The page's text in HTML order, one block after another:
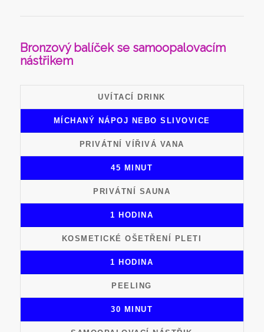
Bronzový balíček se samoopalovacím
nástřikem
UVÍTACÍ DRINK
MÍCHANÝ NÁPOJ NEBO SLIVOVICE
PRIVÁTNÍ VÍŘIVÁ VANA
45 MINUT
PRIVÁTNÍ SAUNA
1 HODINA
KOSMETICKÉ OŠETŘENÍ PLETI
1 HODINA
PEELING
30 MINUT